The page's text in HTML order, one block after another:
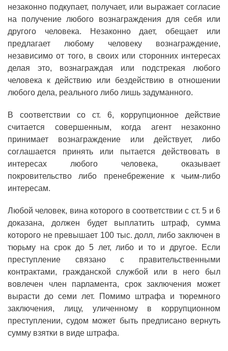
незаконно подкупает, получает, или выражает согласие
на получение любого вознаграждения для себя или
другого человека. Незаконно дает, обещает или
предлагает любому человеку вознаграждение,
независимо от того, в своих или сторонних интересах
делая это, вознаграждая или подстрекая любого
человека к действию или бездействию в отношении
любого дела, реального либо лишь задуманного.
В соответствии со ст. 6, коррупционное действие
считается совершенным, когда агент незаконно
принимает вознаграждение или действует, либо
соглашается принять или пытается действовать в
интересах любого человека, оказывает
покровительство либо пренебрежение к чьим-либо
интересам.
Любой человек, вина которого в соответствии с ст. 5 и 6
доказана, должен будет выплатить штраф, сумма
которого не превышает 100 тыс. долл, либо заключен в
тюрьму на срок до 5 лет, либо и то и другое. Если
преступление связано с правительственными
контрактами, гражданской службой или в него был
вовлечен член парламента, срок заключения может
вырасти до семи лет. Помимо штрафа и тюремного
заключения, лицу, уличенному в коррупционном
преступлении, судом может быть предписано вернуть
сумму взятки в виде штрафа.